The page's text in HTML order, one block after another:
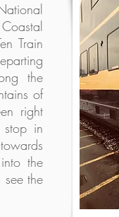
Train
the
of
right
in
the
the